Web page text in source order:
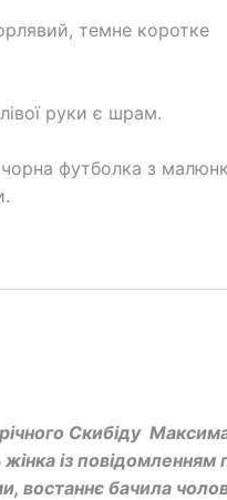
темне коротке
руки є шрам.
футболка з
Скибіду
із повідомленням
востаннє бачила